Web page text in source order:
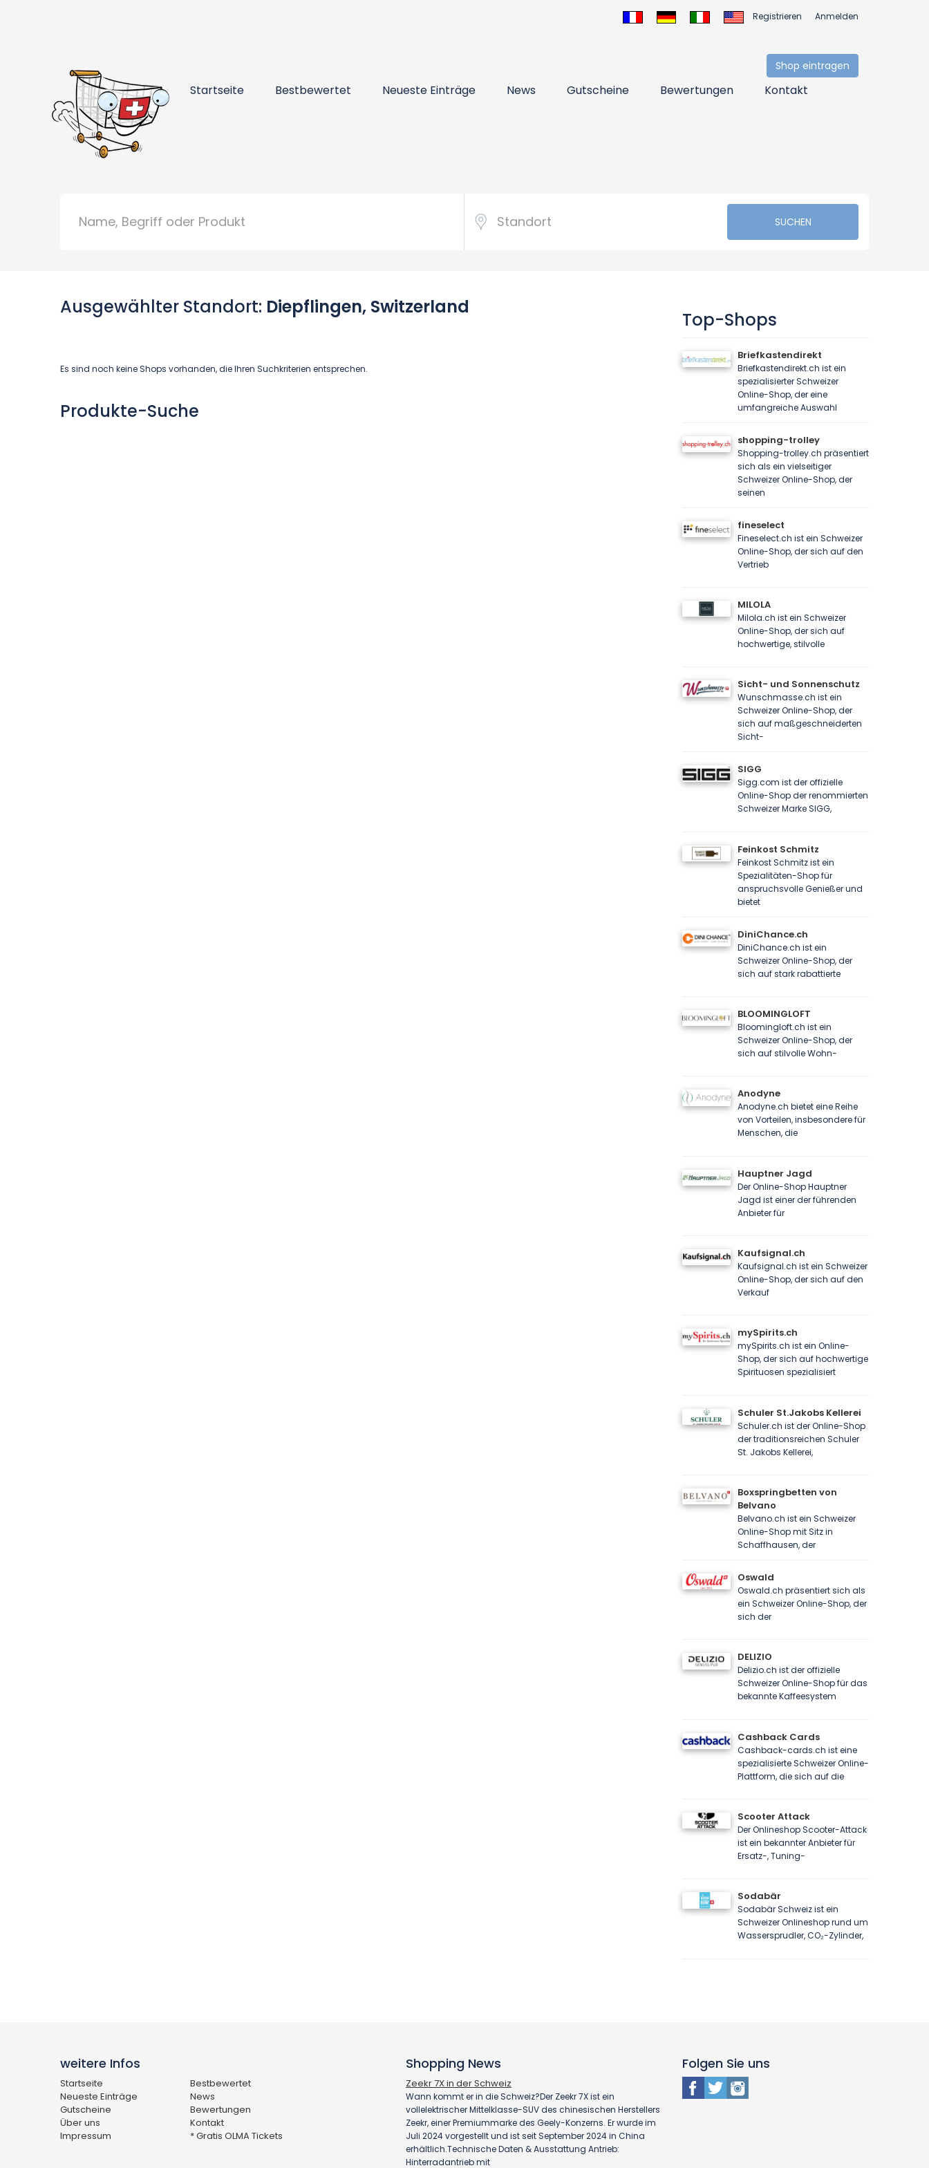
Registrieren Anmelden
Shop eintragen
Startseite Bestbewertet Neueste Einträge News Gutscheine Bewertungen Kontakt
SUCHEN
Ausgewählter Standort: Diepflingen, Switzerland
Es sind noch keine Shops vorhanden, die Ihren Suchkriterien entsprechen.
Produkte-Suche
Top-Shops
Briefkastendirekt
Briefkastendirekt.ch ist ein
spezialisierter Schweizer
Online-Shop, der eine
umfangreiche Auswahl
shopping-trolley
Shopping-trolley.ch präsentiert
sich als ein vielseitiger
Schweizer Online-Shop, der
seinen
fineselect
Fineselect.ch ist ein Schweizer
Online-Shop, der sich auf den
Vertrieb
MILOLA
Milola.ch ist ein Schweizer
Online-Shop, der sich auf
hochwertige, stilvolle
Sicht- und Sonnenschutz
Wunschmasse.ch ist ein
Schweizer Online-Shop, der
sich auf maßgeschneiderten
Sicht-
SIGG
Sigg.com ist der offizielle
Online-Shop der renommierten
Schweizer Marke SIGG,
Feinkost Schmitz
Feinkost Schmitz ist ein
Spezialitäten-Shop für
anspruchsvolle Genießer und
bietet
DiniChance.ch
DiniChance.ch ist ein
Schweizer Online-Shop, der
sich auf stark rabattierte
BLOOMINGLOFT
Bloomingloft.ch ist ein
Schweizer Online-Shop, der
sich auf stilvolle Wohn-
Anodyne
Anodyne.ch bietet eine Reihe
von Vorteilen, insbesondere für
Menschen, die
Hauptner Jagd
Der Online-Shop Hauptner
Jagd ist einer der führenden
Anbieter für
Kaufsignal.ch
Kaufsignal.ch ist ein Schweizer
Online-Shop, der sich auf den
Verkauf
mySpirits.ch
mySpirits.ch ist ein Online-
Shop, der sich auf hochwertige
Spirituosen spezialisiert
Schuler St.Jakobs Kellerei
Schuler.ch ist der Online-Shop
der traditionsreichen Schuler
St. Jakobs Kellerei,
Boxspringbetten von
Belvano
Belvano.ch ist ein Schweizer
Online-Shop mit Sitz in
Schaffhausen, der
Oswald
Oswald.ch präsentiert sich als
ein Schweizer Online-Shop, der
sich der
DELIZIO
Delizio.ch ist der offizielle
Schweizer Online-Shop für das
bekannte Kaffeesystem
Cashback Cards
Cashback-cards.ch ist eine
spezialisierte Schweizer Online-
Plattform, die sich auf die
Scooter Attack
Der Onlineshop Scooter-Attack
ist ein bekannter Anbieter für
Ersatz-, Tuning-
Sodabär
Sodabär Schweiz ist ein
Schweizer Onlineshop rund um
Wassersprudler, CO₂-Zylinder,
weitere Infos
Startseite
Bestbewertet
Neueste Einträge
News
Gutscheine
Bewertungen
Über uns
Kontakt
Impressum
* Gratis OLMA Tickets
Shopping News
Zeekr 7X in der Schweiz
Wann kommt er in die Schweiz?Der Zeekr 7X ist ein
vollelektrischer Mittelklasse-SUV des chinesischen Herstellers
Zeekr, einer Premiummarke des Geely-Konzerns. Er wurde im
Juli 2024 vorgestellt und ist seit September 2024 in China
erhältlich.Technische Daten & Ausstattung Antrieb:
Hinterradantrieb mit
Folgen Sie uns